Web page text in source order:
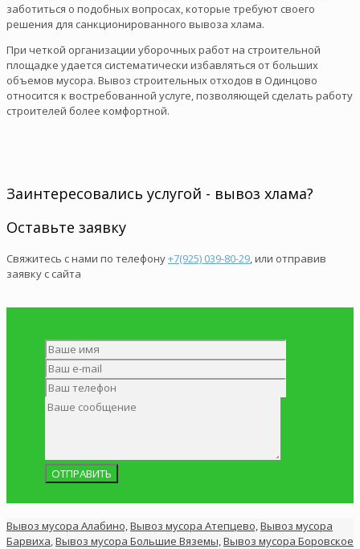
заботиться о подобных вопросах, которые требуют своего
решения для санкционированного вывоза хлама.
При четкой организации уборочных работ на строительной
площадке удается систематически избавляться от больших
объемов мусора. Вывоз строительных отходов в Одинцово
относится к востребованной услуге, позволяющей сделать работу
строителей более комфортной.
Заинтересовались услугой - вывоз хлама?
Оставьте заявку
Свяжитесь с нами по телефону+7(925) 039-80-29, или отправив
заявку с сайта
Вывоз мусора Алабино,Вывоз мусора Атепцево,Вывоз мусора
Барвиха,Вывоз мусора Большие Вяземы,Вывоз мусора Боровское